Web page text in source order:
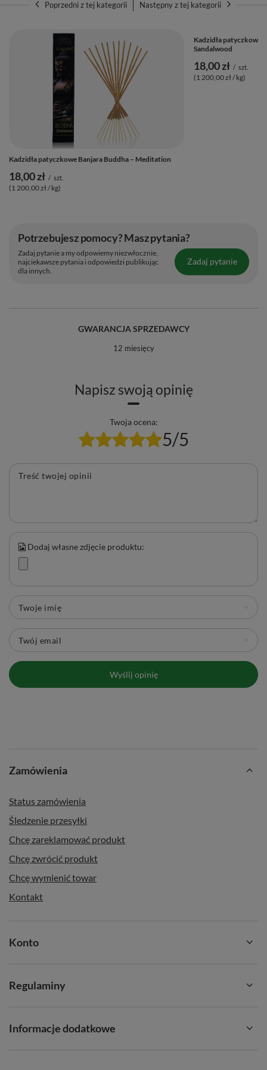
Poprzedni z tej kategorii Następny z tej kategorii
Kadzidła patyczkowe Banjara Buddha – Meditation
18,00 zł / szt.
(1 200,00 zł / kg)
Kadzidła patyczkowe
Sandalwood
18,00 zł / szt.
(1 200,00 zł / kg)
Potrzebujesz pomocy? Masz pytania?
Zadaj pytanie a my odpowiemy niezwłocznie,
najciekawsze pytania i odpowiedzi publikując
dla innych.
Zadaj pytanie
GWARANCJA SPRZEDAWCY
12 miesięcy
Napisz swoją opinię
Twoja ocena:
5/5
Treść twojej opinii
Dodaj własne zdjęcie produktu:
Twoje imię
Twój email
Wyślij opinię
Zamówienia
Status zamówienia
Śledzenie przesyłki
Chcę zareklamować produkt
Chcę zwrócić produkt
Chcę wymienić towar
Kontakt
Konto
Regulaminy
Informacje dodatkowe